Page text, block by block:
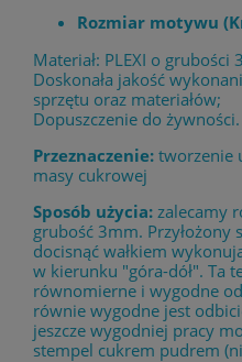
Rozmiar motywu
Materiał: PLEXI o grubości
Doskonała jakość
sprzętu oraz materiałów;
Dopuszczenie do żywności.
Przeznaczenie: tworzenie
masy cukrowej
Sposób użycia: zalecamy
grubość 3mm. Przyłożony
docisnąć wałkiem
w kierunku "góra-dół". Ta
równomierne i wygodne
równie wygodne jest
jeszcze wygodniej pracy
stempel cukrem pudrem